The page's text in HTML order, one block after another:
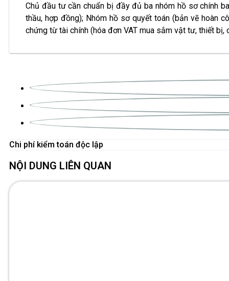
Chủ đầu tư cần chuẩn bị đầy đủ ba nhóm hồ sơ chính
thầu, hợp đồng); Nhóm hồ sơ quyết toán (bản vẽ hoàn
chứng từ tài chính (hóa đơn VAT mua sắm vật tư, thiết
Chi phí kiểm toán độc lập
NỘI DUNG LIÊN QUAN